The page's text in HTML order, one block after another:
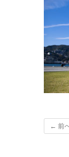
← 前